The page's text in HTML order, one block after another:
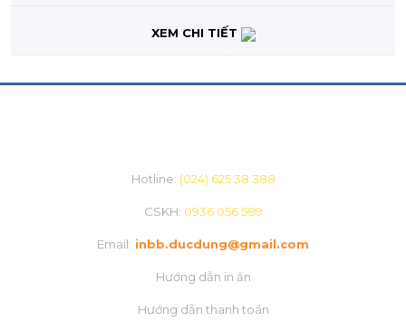
XEM CHI TIẾT
Hotline: (024) 625 38 388
CSKH: 0936 056 589
Email: inbb.ducdung@gmail.com
Hướng dẫn in ấn
Hướng dẫn thanh toán